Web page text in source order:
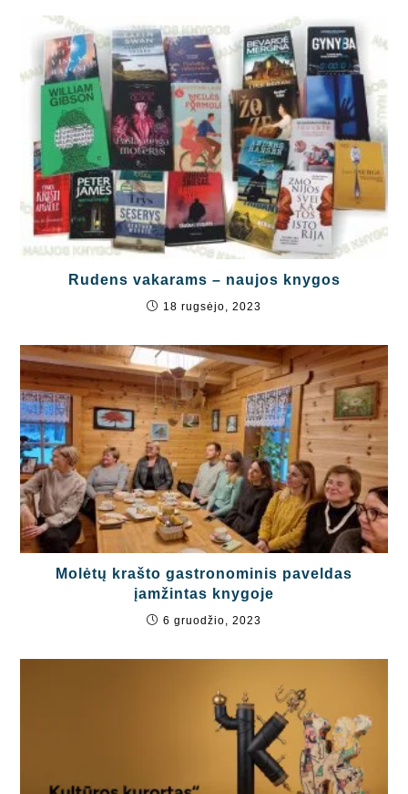
Rudens vakarams – naujos knygos
18 rugsėjo, 2023
Molėtų krašto gastronominis paveldas
įamžintas knygoje
6 gruodžio, 2023